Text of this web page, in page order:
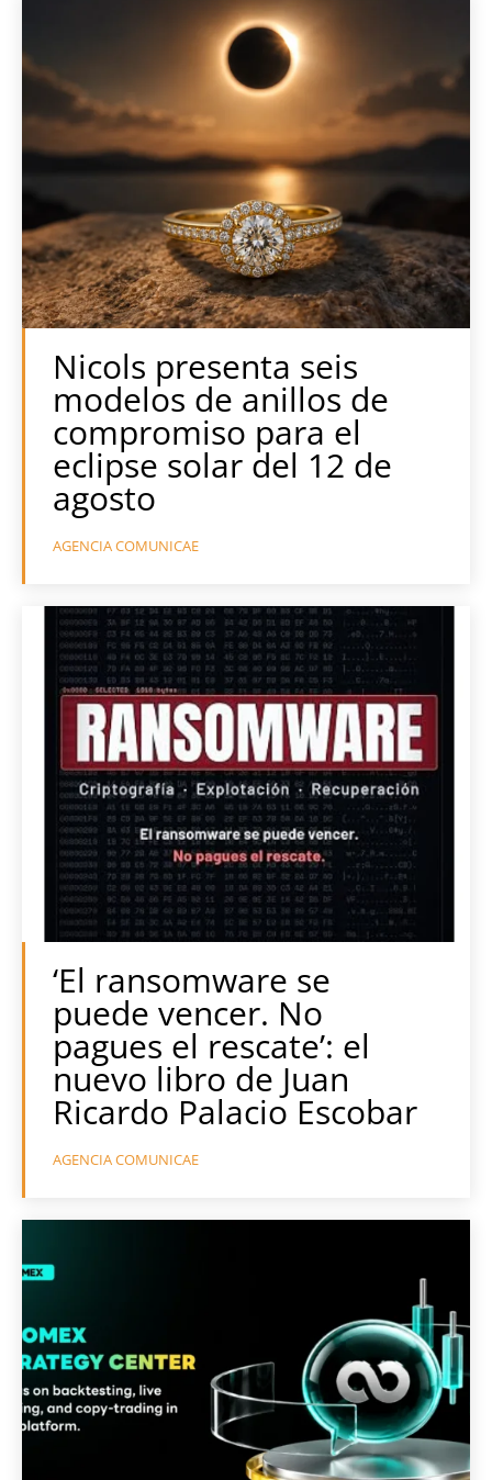
Nicols presenta seis
modelos de anillos de
compromiso para el
eclipse solar del 12 de
agosto
AGENCIA COMUNICAE
‘El ransomware se
puede vencer. No
pagues el rescate’: el
nuevo libro de Juan
Ricardo Palacio Escobar
AGENCIA COMUNICAE